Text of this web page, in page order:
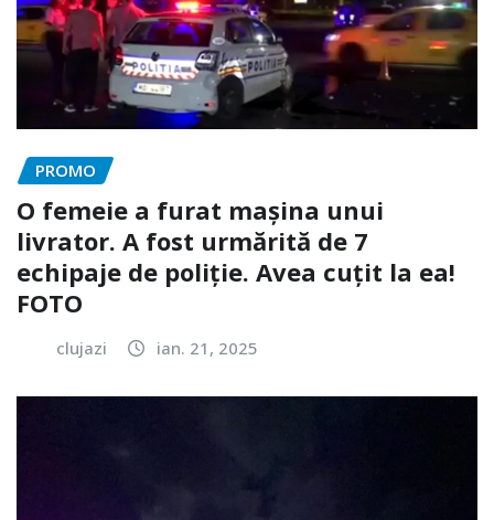
PROMO
O femeie a furat mașina unui
livrator. A fost urmărită de 7
echipaje de poliție. Avea cuțit la ea!
FOTO
clujazi ian. 21, 2025